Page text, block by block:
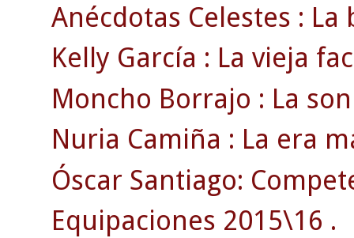
Anécdotas Celestes :
Kelly García : La vieja
Moncho Borrajo : La
Nuria Camiña : La era
Óscar Santiago:
Equipaciones 2015\16 .